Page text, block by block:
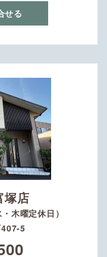
せる
店
木曜定休日）
5